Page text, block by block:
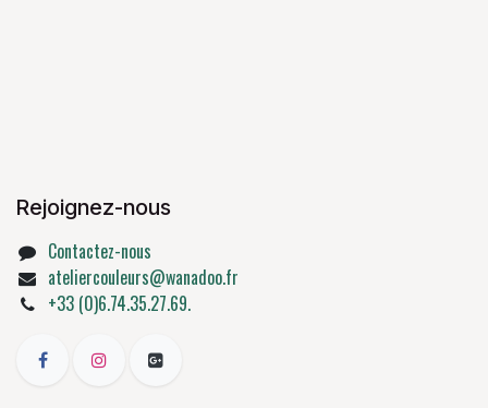
Rejoignez-nous
Contactez-nous
ateliercouleurs@wanadoo.fr
+33 (0)6.74.35.27.69.